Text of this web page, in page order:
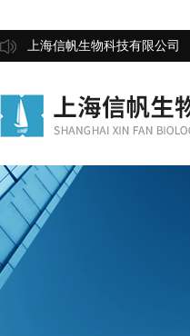
上海信帆生物科技有限公司